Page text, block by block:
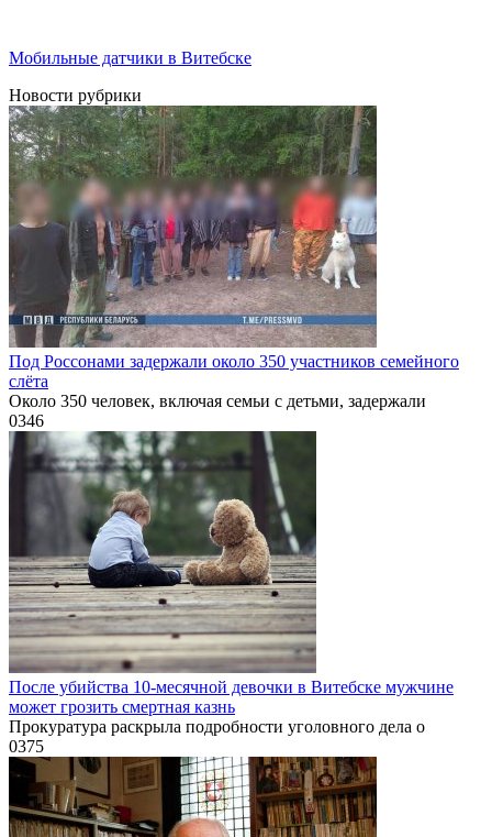
Мобильные датчики в Витебске
Новости рубрики
Под Россонами задержали около 350 участников семейного
слёта
Около 350 человек, включая семьи с детьми, задержали
0346
После убийства 10-месячной девочки в Витебске мужчине
может грозить смертная казнь
Прокуратура раскрыла подробности уголовного дела о
0375